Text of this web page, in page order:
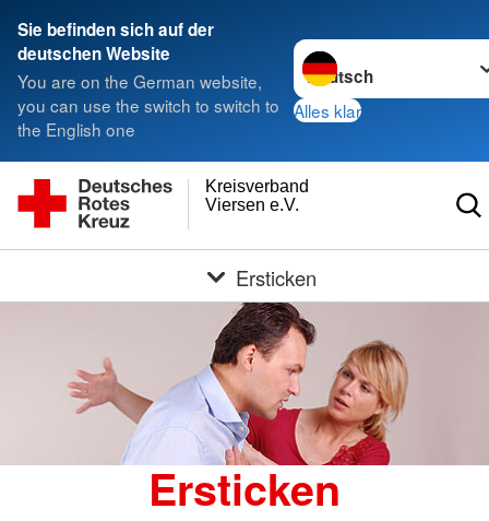
Sie befinden sich auf der
deutschen Website
You are on the German website,
you can use the switch to switch to
the English one
Sprache wechseln zu
Alles klar
Viersen e.V.
Kreisverband
Ersticken
Ersticken